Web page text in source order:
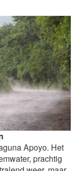
Apoyo. Het
prachtig